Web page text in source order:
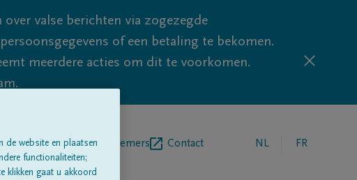
valse berichten via zogezegde
of een betaling te bekomen.
meerdere acties om dit te voorkomen.
onsBegrafenisondernemers Contact NL FR
de website en plaatsen
functionaliteiten;
klikken gaat u akkoord